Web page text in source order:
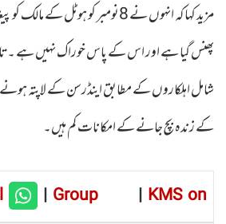
مزید کہا کہ انہوں نے 8نومبر کو ہوٹل
پھنس گیا ہے اور اس کے پاس خوراک نہیں ہے
شامل اہلکاروں کے مطابق اینڈرسن کے لاپتہ
کے زندہ بچ جانے کے امکانات کم ہیں۔
|Group | KMS on